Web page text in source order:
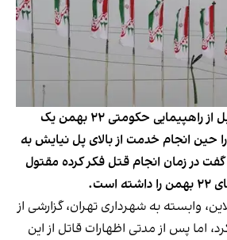
مرد جوانی که دو روز قبل از راهپیمایی حکومتی ۲۲ بهمن یک
حین انجام خدمت از بالای پل نیایش به
در زمان انجام قتل فکر کرده مقتول
وابسته به شهرداری تهران، گزارشی از
اما پس از مدتی اظهارات قاتل از این